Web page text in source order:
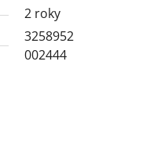
2 roky
3258952
002444